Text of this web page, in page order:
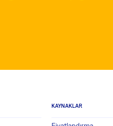
KAYNAKLAR